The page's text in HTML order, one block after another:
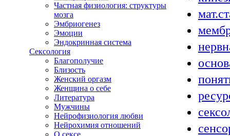
Частная физиология: структуры
мозга
Эмбриогенез
Эмоции
Эндокринная система
Сексология
Благополучие
Близость
Женский оргазм
Женщина о себе
Литература
Мужчины
Нейрофизиология любви
Нейрохимия отношений
О сексе